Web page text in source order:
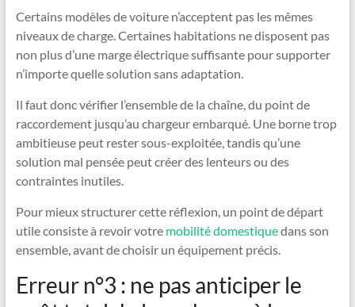
Certains modèles de voiture n’acceptent pas les mêmes
niveaux de charge. Certaines habitations ne disposent pas
non plus d’une marge électrique suffisante pour supporter
n’importe quelle solution sans adaptation.
Il faut donc vérifier l’ensemble de la chaîne, du point de
raccordement jusqu’au chargeur embarqué. Une borne trop
ambitieuse peut rester sous-exploitée, tandis qu’une
solution mal pensée peut créer des lenteurs ou des
contraintes inutiles.
Pour mieux structurer cette réflexion, un point de départ
utile consiste à revoir votre mobilité domestiquedans son
ensemble, avant de choisir un équipement précis.
Erreur n°3 : ne pas anticiper le